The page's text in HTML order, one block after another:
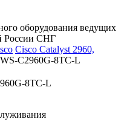
оборудования ведущих
России СНГ
Cisco Catalyst 2960,
C2960G-8TC-L
8TC-L